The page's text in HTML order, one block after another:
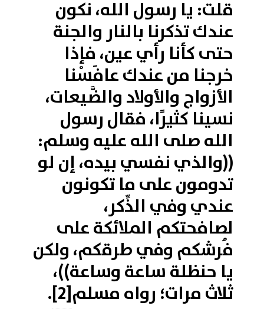
قلت: يا رسول الله، نكون
عندك تذكرنا بالنار والجنة
حتى كأنا رأي عين، فإذا
خرجنا من عندك عافَسْنا
الأزواج والأولاد والضَّيعات،
نسينا كثيرًا، فقال رسول
الله صلى الله عليه وسلم:
((والذي نفسي بيده، إن لو
تدومون على ما تكونون
عندي وفي الذِّكر،
لصافحتكم الملائكة على
فُرشكم وفي طرقكم، ولكن
يا حنظلة ساعة وساعة))،
ثلاث مرات؛ رواه مسلم[2]
.